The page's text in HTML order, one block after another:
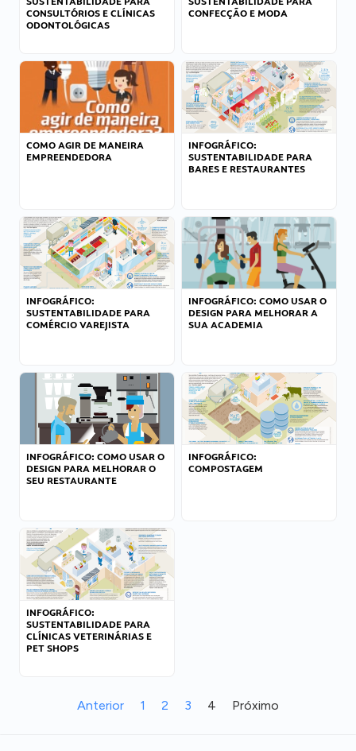
CONSULTÓRIOS E CLÍNICAS
ODONTOLÓGICAS
CONFECÇÃO E MODA
COMO AGIR DE MANEIRA
EMPREENDEDORA
INFOGRÁFICO:
SUSTENTABILIDADE PARA
BARES E RESTAURANTES
INFOGRÁFICO:
SUSTENTABILIDADE PARA
COMÉRCIO VAREJISTA
INFOGRÁFICO: COMO USAR O
DESIGN PARA MELHORAR A
SUA ACADEMIA
INFOGRÁFICO: COMO USAR O
DESIGN PARA MELHORAR O
SEU RESTAURANTE
INFOGRÁFICO:
COMPOSTAGEM
INFOGRÁFICO:
SUSTENTABILIDADE PARA
CLÍNICAS VETERINÁRIAS E
PET SHOPS
Anterior 1 2 3 4 Próximo